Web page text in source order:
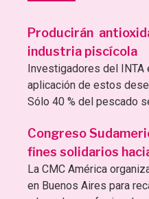
Producirán
industria piscícola
Investigadores del INTA
aplicación de estos
Sólo 40 % del pescado
Congreso
fines solidarios
La CMC América
en Buenos Aires para